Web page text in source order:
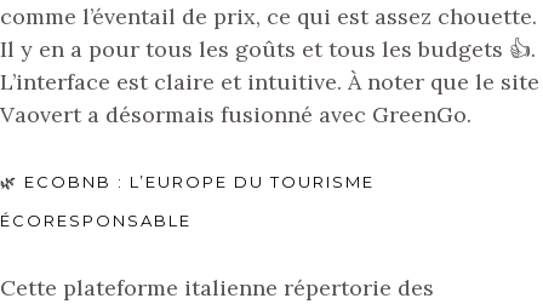
comme l’éventail de prix, ce qui est assez chouette.
Il y en a pour tous les goûts et tous les budgets 👍.
L’interface est claire et intuitive. À noter que le site
Vaovert a désormais fusionné avec GreenGo.
🌿 ECOBNB : L’EUROPE DU TOURISME
ÉCORESPONSABLE
Cette plateforme italienne répertorie des